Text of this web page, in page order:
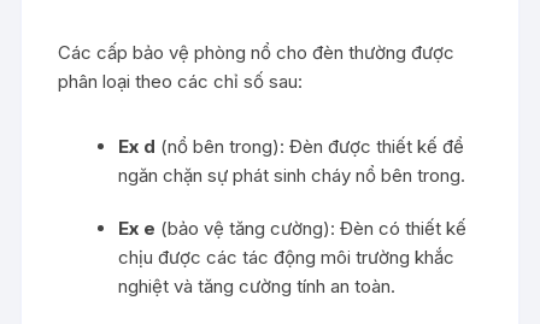
Các cấp bảo vệ phòng nổ cho đèn thường được
phân loại theo các chỉ số sau:
Ex d (nổ bên trong): Đèn được thiết kế để
ngăn chặn sự phát sinh cháy nổ bên trong.
Ex e (bảo vệ tăng cường): Đèn có thiết kế
chịu được các tác động môi trường khắc
nghiệt và tăng cường tính an toàn.